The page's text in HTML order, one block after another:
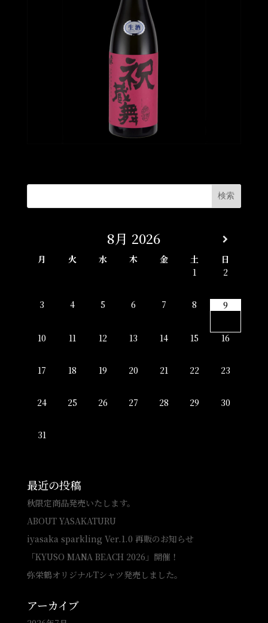
8月 2026
月 火 水 木 金 土
日
1
2
3 4 5 6 7 8 9
10 11 12 13 14 15 16
17 18 19 20 21 22 23
24 25 26 27 28 29 30
31
最近の投稿
秋限定商品発売いたします。
ABOUT YASAKATURU
iyasaka sparkling Ver.1.0 再販のお知らせ
「KYUSO MANA BEACH 2026」開催！
弥栄鶴オリジナルTシャツ発売しました。
アーカイブ